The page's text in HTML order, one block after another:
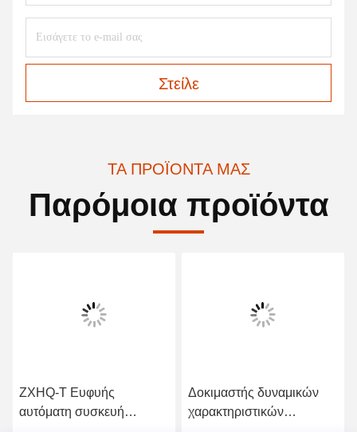
Στείλε
ΤΑ ΠΡΟΪΌΝΤΑ ΜΑΣ
Παρόμοια προϊόντα
ZXHQ-T Ευφυής
αυτόματη συσκευή
Δοκιμαστής δυναμικών
χαρακτηριστικών